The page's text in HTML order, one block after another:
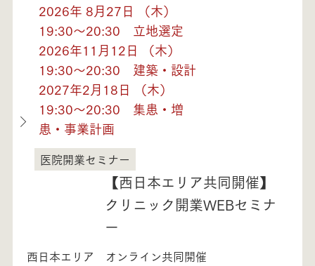
2026年 8月27日 （木）
19:30～20:30 立地選定
2026年11月12日 （木）
19:30～20:30 建築・設計
2027年2月18日 （木）
19:30～20:30 集患・増
患・事業計画
富山県
医院開業セミナー
【西日本エリア共同開催】
クリニック開業WEBセミナ
ー
西日本エリア オンライン共同開催